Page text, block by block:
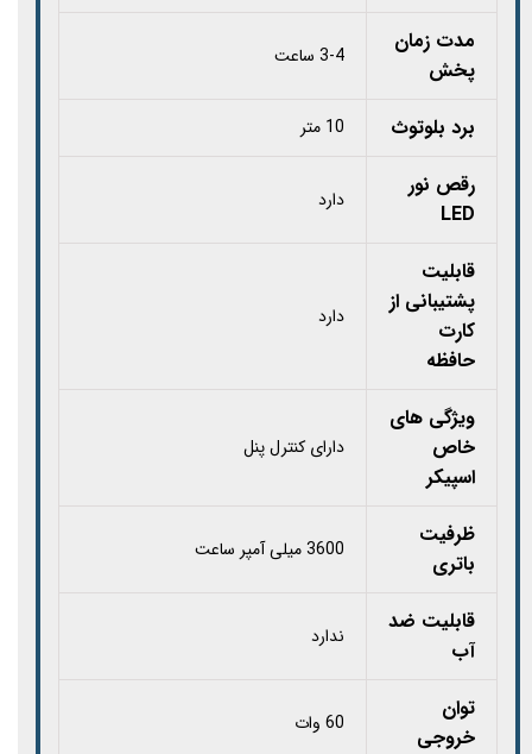
مدت زمان
پخش
3-4 ساعت
برد بلوتوث 10 متر
رقص نور
LED
دارد
قابلیت
پشتیبانی از
کارت‌
حافظه
دارد
ویژگی های
خاص
اسپیکر
دارای کنترل پنل
ظرفیت
باتری
3600 میلی آمپر ساعت
قابلیت ضد
آب
ندارد
توان
خروجی
60 وات